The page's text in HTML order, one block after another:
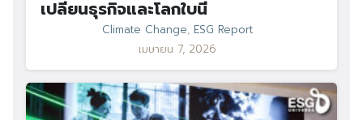
เปลี่ยนธุรกิจและโลกใบนี้
Climate Change, ESG Report
เมษายน 7, 2026